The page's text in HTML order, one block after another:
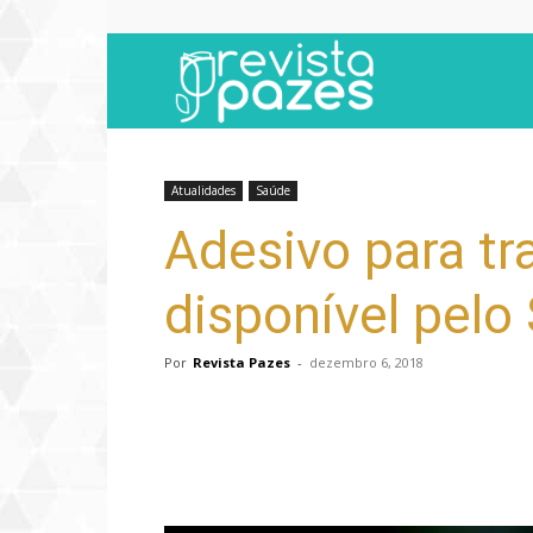
Atualidades Saúde
Adesivo para
disponível pelo
Por Revista Pazes - dezembro 6, 2018